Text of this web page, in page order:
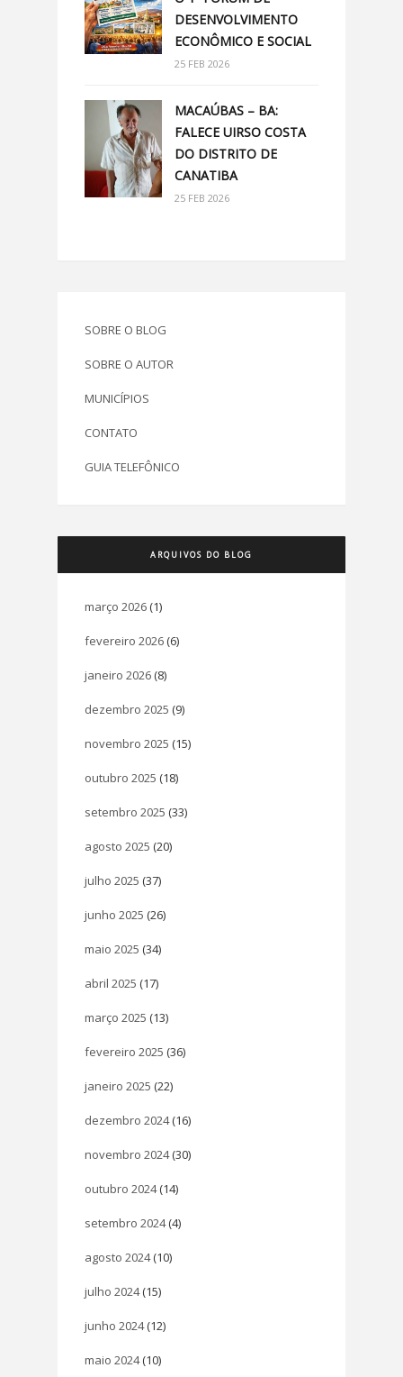
DESENVOLVIMENTO
ECONÔMICO E SOCIAL
25 FEB 2026
MACAÚBAS – BA:
FALECE UIRSO COSTA
DO DISTRITO DE
CANATIBA
25 FEB 2026
SOBRE O BLOG
SOBRE O AUTOR
MUNICÍPIOS
CONTATO
GUIA TELEFÔNICO
ARQUIVOS DO BLOG
março 2026 (1)
fevereiro 2026 (6)
janeiro 2026 (8)
dezembro 2025 (9)
novembro 2025 (15)
outubro 2025 (18)
setembro 2025 (33)
agosto 2025 (20)
julho 2025 (37)
junho 2025 (26)
maio 2025 (34)
abril 2025 (17)
março 2025 (13)
fevereiro 2025 (36)
janeiro 2025 (22)
dezembro 2024(16)
novembro 2024(30)
outubro 2024(14)
setembro 2024(4)
agosto 2024(10)
julho 2024(15)
junho 2024(12)
maio 2024(10)